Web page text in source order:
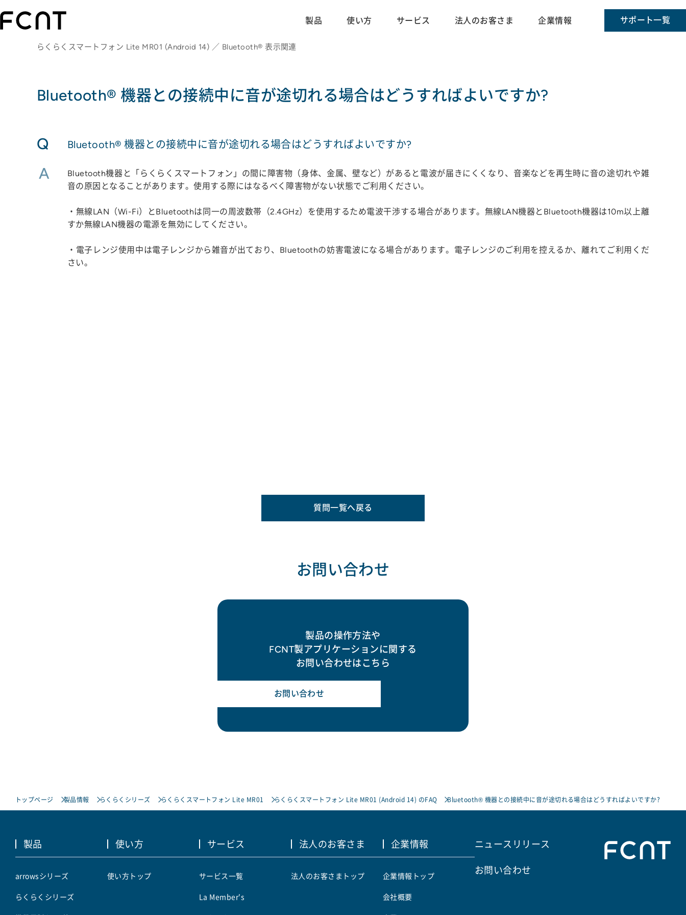
製品 使い方 サービス 法人のお客さま 企業情報 サポート一覧
らくらくスマートフォン Lite MR01 (Android 14) ／ Bluetooth® 表示関連
Bluetooth® 機器との接続中に音が途切れる場合はどうすればよいですか?
Q Bluetooth® 機器との接続中に音が途切れる場合はどうすればよいですか?
A
Bluetooth機器と「らくらくスマートフォン」の間に障害物（身体、金属、壁など）があると電波が届きにくくなり、音楽などを再生時に音の途切れや雑
音の原因となることがあります。使用する際にはなるべく障害物がない状態でご利用ください。
・無線LAN（Wi-Fi）とBluetoothは同一の周波数帯（2.4GHz）を使用するため電波干渉する場合があります。無線LAN機器とBluetooth機器は10m以上離
すか無線LAN機器の電源を無効にしてください。
・電子レンジ使用中は電子レンジから雑音が出ており、Bluetoothの妨害電波になる場合があります。電子レンジのご利用を控えるか、離れてご利用くだ
さい。
質問一覧へ戻る
お問い合わせ
製品の操作方法や
FCNT製アプリケーションに関する
お問い合わせはこちら
お問い合わせ
トップページ 製品情報 らくらくシリーズ らくらくスマートフォン Lite MR01 らくらくスマートフォン Lite MR01 (Android 14) のFAQ Bluetooth® 機器との接続中に音が途切れる場合はどうすればよいですか?
製品
arrowsシリーズ
らくらくシリーズ
使い方
使い方トップ
サービス
サービス一覧
La Member's
法人のお客さま
法人のお客さまトップ
企業情報
企業情報トップ
会社概要
ニュースリリース
お問い合わせ